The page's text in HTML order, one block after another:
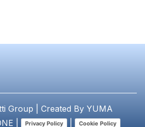
Group | Created By YUMA
Privacy Policy Cookie Policy